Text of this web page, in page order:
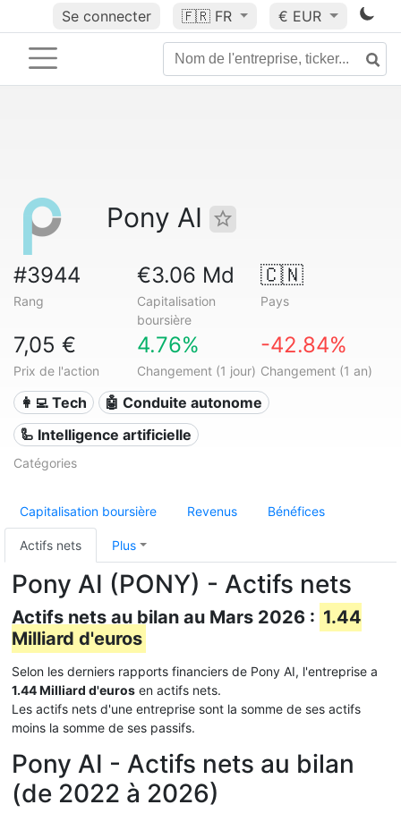
Se connecter 🇫🇷 FR € EUR
Pony AI
#3944
Rang
€3.06 Md
Capitalisation
boursière
🇨🇳
Pays
7,05 €
Prix de l'action
4.76%
Changement (1 jour)
-42.84%
Changement (1 an)
👩‍💻 Tech
🤖 Conduite autonome
🦾 Intelligence artificielle
Catégories
Capitalisation boursière Revenus Bénéfices
Actifs nets Plus
Pony AI (PONY) - Actifs nets
Actifs nets au bilan au Mars 2026 : 1.44
Milliard d'euros
Selon les derniers rapports financiers de Pony AI, l'entreprise a
1.44 Milliard d'euros en actifs nets.
Les actifs nets d'une entreprise sont la somme de ses actifs
moins la somme de ses passifs.
Pony AI - Actifs nets au bilan
(de 2022 à 2026)